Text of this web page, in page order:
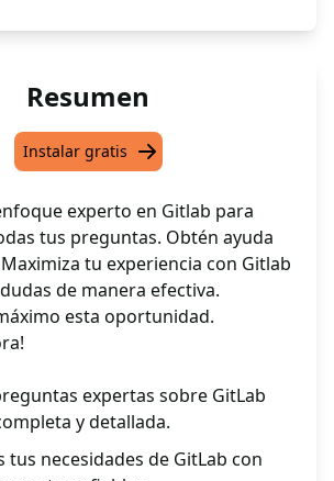
Resumen
Instalar gratis
experto en Gitlab para
tus preguntas. Obtén ayuda
tu experiencia con Gitlab
de manera efectiva.
esta oportunidad.
expertas sobre GitLab
y detallada.
tus necesidades de GitLab con